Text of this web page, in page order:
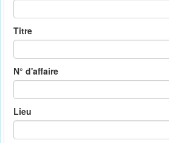
Titre
N° d'affaire
Lieu